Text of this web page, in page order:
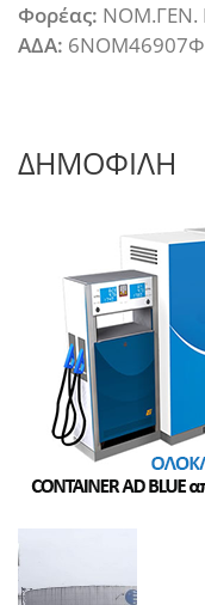
Φορέας: ΝΟΜ.ΓΕΝ.
ΑΔΑ:
ΔΗΜΟΦΙΛΗ